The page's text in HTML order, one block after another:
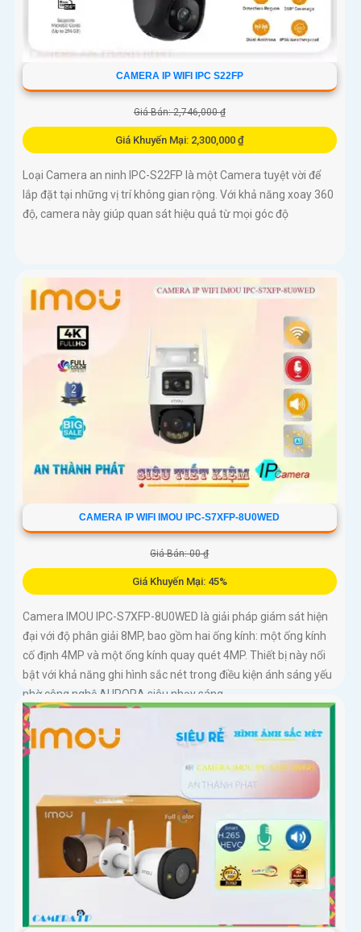
CAMERA IP WIFI IPC S22FP
Giá Bán: 2,746,000 ₫
Giá Khuyến Mại: 2,300,000 ₫
Loại Camera an ninh IPC-S22FP là một Camera tuyệt vời để
lắp đặt tại những vị trí không gian rộng. Với khả năng xoay 360
độ, camera này giúp quan sát hiệu quả từ mọi góc độ
CAMERA IP WIFI IMOU IPC-S7XFP-8U0WED
Giá Bán: 00 ₫
Giá Khuyến Mại: 45%
Camera IMOU IPC-S7XFP-8U0WED là giải pháp giám sát hiện
đại với độ phân giải 8MP, bao gồm hai ống kính: một ống kính
cố định 4MP và một ống kính quay quét 4MP. Thiết bị này nổi
bật với khả năng ghi hình sắc nét trong điều kiện ánh sáng yếu
nhờ công nghệ AURORA siêu nhạy sáng